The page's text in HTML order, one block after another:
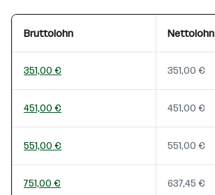
Bruttolohn Nettolohn
351,00 € 351,00 €
451,00 € 451,00 €
551,00 € 551,00 €
751,00 € 637,45 €